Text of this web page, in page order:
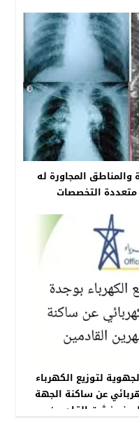
والمناطق المجاورة له
التخصصات
لتوزيع الكهرباء
عن ساكنة الجهة
وغشت القادمين